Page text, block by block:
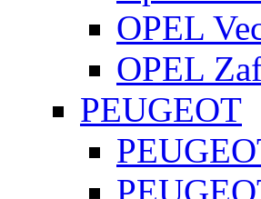
OPEL
OPEL
PEUGEOT